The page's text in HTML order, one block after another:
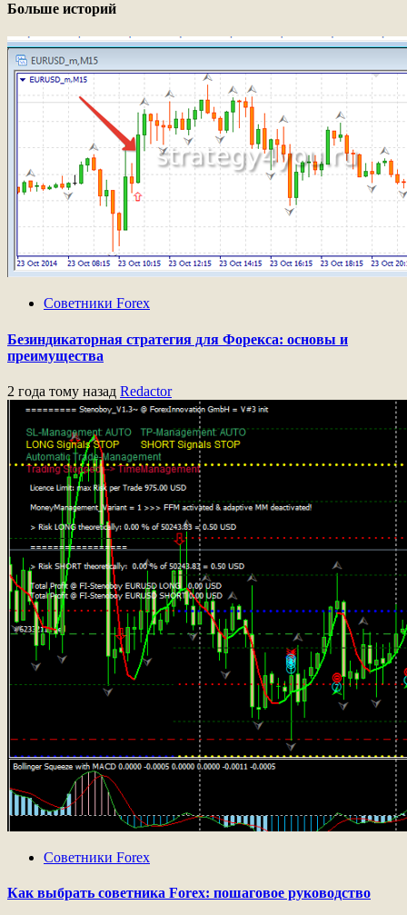
Больше историй
Советники Forex
Безиндикаторная стратегия для Форекса: основы и
преимущества
2 года тому назад Redactor
Советники Forex
Как выбрать советника Forex: пошаговое руководство